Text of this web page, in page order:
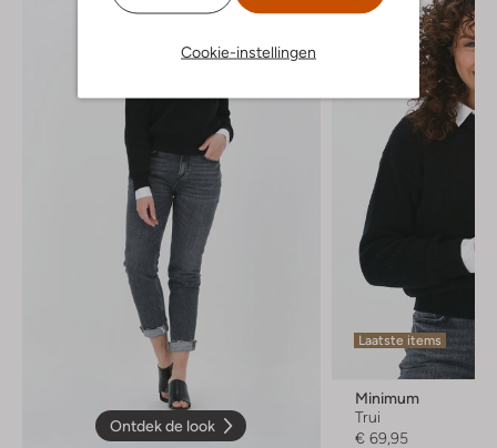
Cookie-instellingen
Ontdek de look
Laatste items
Minimum
Trui
€ 69,95